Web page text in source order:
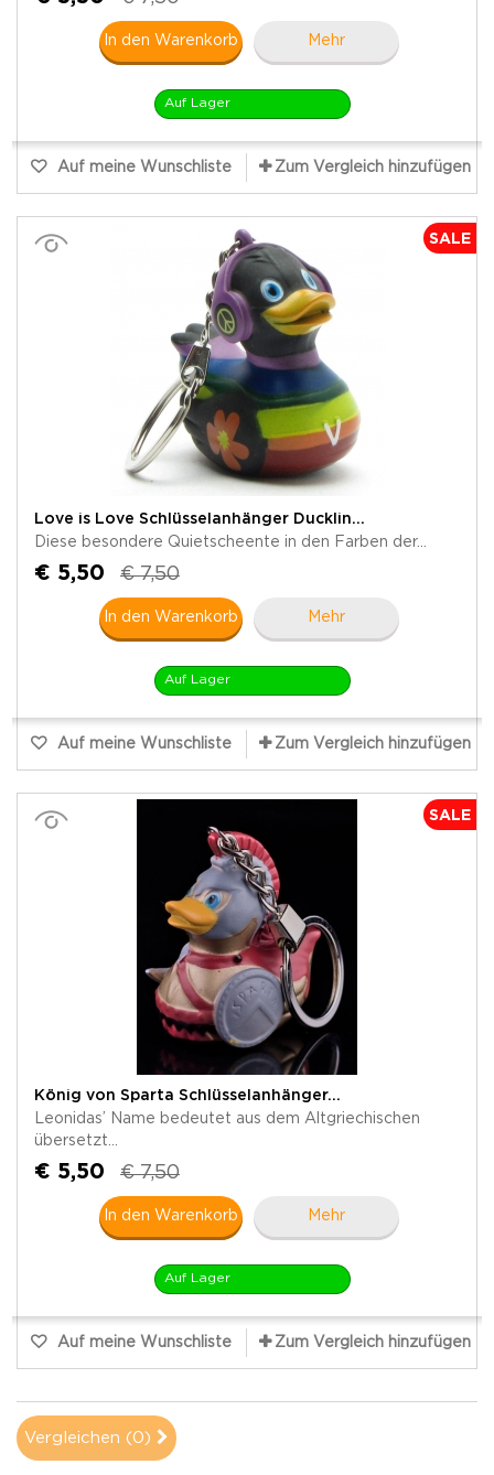
In den Warenkorb Mehr
Auf Lager
Auf meine Wunschliste Zum Vergleich hinzufügen
SALE
Love is Love Schlüsselanhänger Ducklin...
Diese besondere Quietscheente in den Farben der...
€ 5,50 € 7,50
In den Warenkorb Mehr
Auf Lager
Auf meine Wunschliste Zum Vergleich hinzufügen
SALE
König von Sparta Schlüsselanhänger...
Leonidas’ Name bedeutet aus dem Altgriechischen
übersetzt...
€ 5,50 € 7,50
In den Warenkorb Mehr
Auf Lager
Auf meine Wunschliste Zum Vergleich hinzufügen
Vergleichen (0)